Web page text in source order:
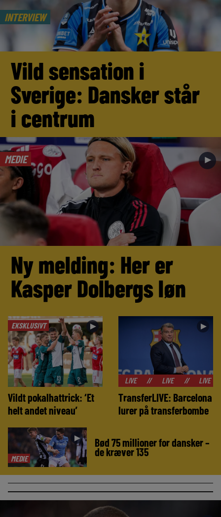
INTERVIEW
Vild sensation i
Sverige: Dansker står
i centrum
MEDIE ►
Ny melding: Her er
Kasper Dolbergs løn
EKSKLUSIVT ►
Vildt pokalhattrick: ‘Et
helt andet niveau’
►
// LIVE LIVE LIVE LIVE
TransferLIVE: Barcelona
lurer på transferbombe
MEDIE
► Bød 75 millioner for dansker –
de kræver 135